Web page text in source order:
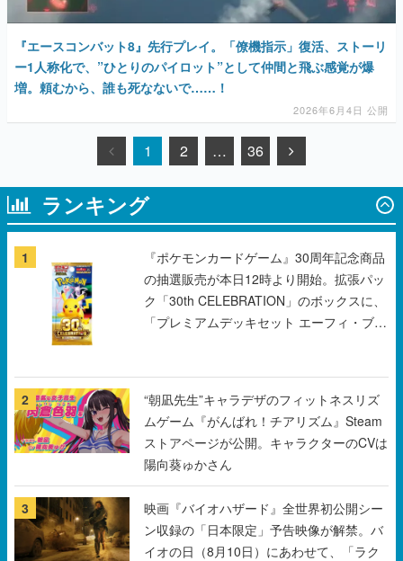
『エースコンバット8』先行プレイ。「僚機指示」復活、ストーリ
ー1人称化で、”ひとりのパイロット”として仲間と飛ぶ感覚が爆
増。頼むから、誰も死なないで……！
2026年6月4日 公開
1 2 … 36
ランキング
1
『ポケモンカードゲーム』30周年記念商品
の抽選販売が本日12時より開始。拡張パッ
ク「30th CELEBRATION」のボックスに、
「プレミアムデッキセット エーフィ・ブラ
2
“朝凪先生”キャラデザのフィットネスリズ
ムゲーム『がんばれ！チアリズム』Steam
ストアページが公開。キャラクターのCVは
陽向葵ゅかさん
3
映画『バイオハザード』全世界初公開シー
ン収録の「日本限定」予告映像が解禁。バ
イオの日（8月10日）にあわせて、「ラク